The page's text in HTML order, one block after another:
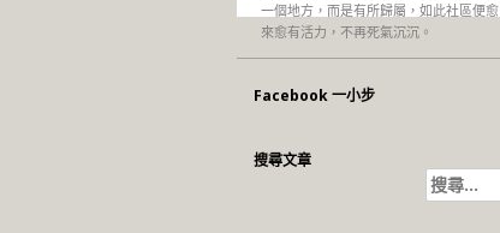
一個地方，而是有所歸屬，如此社區便愈
來愈有活力，不再死氣沉沉。
Facebook 一小步
搜尋文章
搜
尋